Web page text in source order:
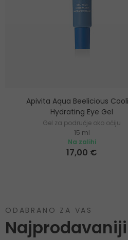
Apivita Aqua Beelicious
Hydrating Eye Gel
Gel za područje oko očiju
15 ml
Na zalihi
17,00 €
ODABRANO ZA VAS